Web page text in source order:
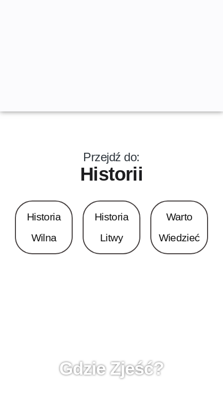
Przejdź do:
Historii
Historia
Wilna
Historia
Litwy
Warto
Wiedzieć
Gdzie Zjeść?